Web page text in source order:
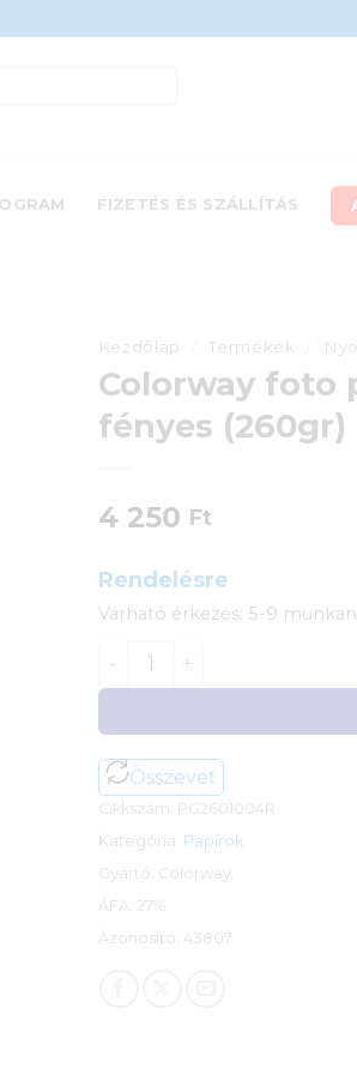
FIZETÉS ÉS SZÁLLÍTÁS
Kezdőlap Termékek
Colorway foto
fényes (260gr)
4 250 Ft
Rendelésre
Várható érkezés: 5-9
Colorway foto papír
Összevet
Cikkszám: PG2601004R
Kategória: Papírok
Gyártó: Colorway
ÁFA: 27%
Azonosító: 43807